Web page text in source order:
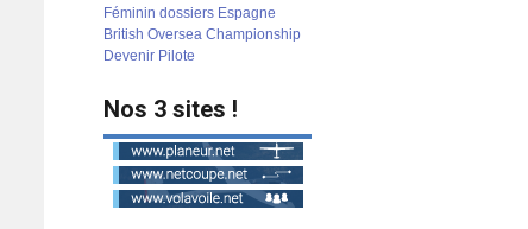
Féminin dossiers Espagne
British Oversea Championship
Devenir Pilote
Nos 3 sites !